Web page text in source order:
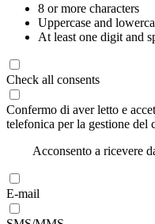
8 or more characters
Uppercase and
At least one digit and
Check all consents
Confermo di aver letto e
telefonica per la gestione del
Acconsento a ricevere
E-mail